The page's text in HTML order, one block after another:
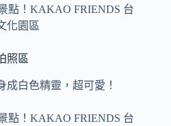
照區
白色精靈，超可愛！